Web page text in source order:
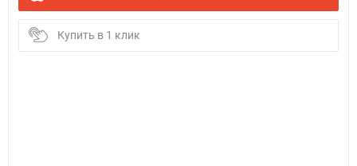
Купить в 1 клик